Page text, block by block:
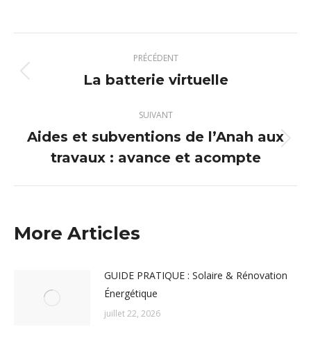
TwitterPinterestFacebookLinkedIn
article
PRÉCÉDENT
Article
:
La batterie virtuelle
SUIVANT
Article
suivant
Aides et subventions de l’Anah aux
travaux : avance et acompte
More Articles
GUIDE PRATIQUE : Solaire & Rénovation
Énergétique
juillet 22, 2026